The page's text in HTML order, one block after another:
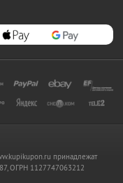
принадлежат
ОГРН 1127747063212